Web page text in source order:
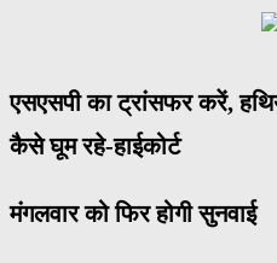
एसएसपी का ट्रांसफर करें,
कैसे घूम रहे-हाईकोर्ट
मंगलवार को फिर होगी सुनवाई